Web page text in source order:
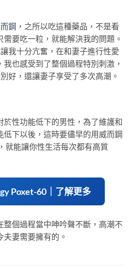
鋼 ，之所以吃這種藥品，不是看
要吃一粒，就能解決我的問題。
我十分亢奮，在和妻子進行性愛
也感受到了整個過程特別刺激，
好，還讓妻子享受了多次高潮。
於性功能低下的男性，為了維護和
低下以後，這時要儘早的用威而鋼
就能讓你性生活每次都有高質
Poxet-60｜了解更多
整個過程當中呻吟聲不斷，高潮不
妻需要擁有的。